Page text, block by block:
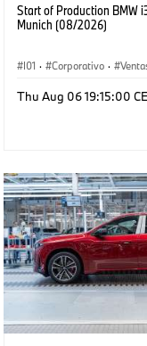
Start of Production BMW
Munich (08/2026)
I01 · Corporativo ·
Thu Aug 06 19:15:00